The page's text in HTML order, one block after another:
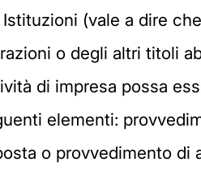
(vale a dire
o degli altri titoli
di impresa possa
elementi:
o provvedimento